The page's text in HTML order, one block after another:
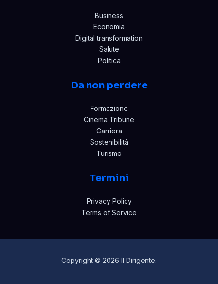
Business
Economia
Digital transformation
Salute
Politica
Da non perdere
Formazione
Cinema Tribune
Carriera
Sostenibilità
Turismo
Termini
Privacy Policy
Terms of Service
Copyright © 2026 Il Dirigente.